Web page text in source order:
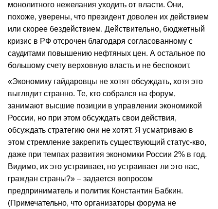
монолитного нежелания уходить от власти. Они,
похоже, уверены, что президент доволен их действием
или скорее бездействием. Действительно, бюджетный
кризис в РФ отсрочен благодаря согласованному с
саудитами повышению нефтяных цен. А остальное по
большому счету верховную власть и не беспокоит.
«Экономику гайдаровцы не хотят обсуждать, хотя это
выглядит странно. Те, кто собрался на форум,
занимают высшие позиции в управлении экономикой
России, но при этом обсуждать свои действия,
обсуждать стратегию они не хотят. Я усматриваю в
этом стремление закрепить существующий статус-кво,
даже при темпах развития экономики России 2% в год.
Видимо, их это устраивает, но устраивает ли это нас,
граждан страны?» – задается вопросом
предприниматель и политик Константин Бабкин.
(Примечательно, что организаторы форума не